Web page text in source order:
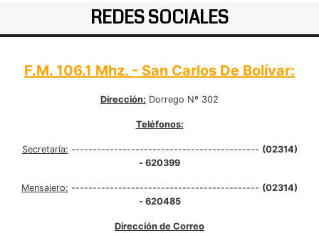
REDES SOCIALES
F.M. 106.1 Mhz. - San Carlos De Bolívar:
Dirección: Dorrego Nº 302
Teléfonos:
Secretaría: -------------------------------------------- (02314)
- 620399
Mensajero: -------------------------------------------- (02314)
- 620485
Dirección de Correo